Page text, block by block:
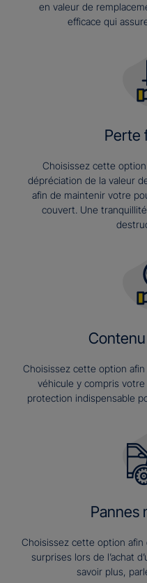
en valeur de
efficace qui
Perte
Choisissez cette
dépréciation de la valeur
afin de maintenir votre
couvert. Une
Choisissez cette option
véhicule y compris
protection indispensable
Pannes
Choisissez cette option afin
surprises lors de l’achat
savoir plus,